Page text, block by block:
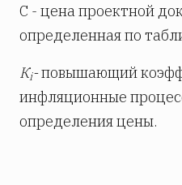
С - цена проектной
определенная по
Кi-повышающий
инфляционные
определения цены.